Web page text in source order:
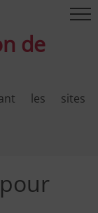
de
les sites